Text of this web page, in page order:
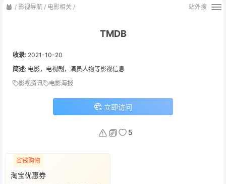
/ 影视导航 / 电影相关 / 站外搜
TMDB
收录: 2021-10-20
简述: 电影，电视剧，演员人物等影视信息
影视资讯
电影海报
立即访问
5
省钱购物
淘宝优惠券